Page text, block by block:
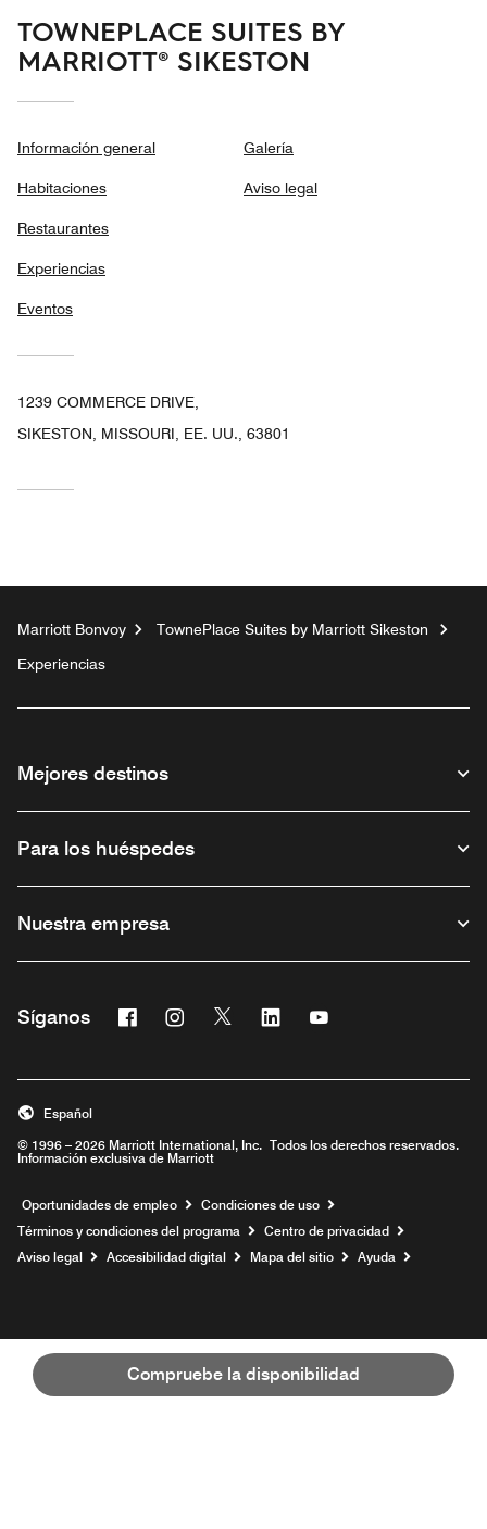
Compruebe la disponibilidad
TOWNEPLACE SUITES BY
MARRIOTT® SIKESTON
Información general
Habitaciones
Restaurantes
Experiencias
Eventos
Galería
Aviso legal
1239 COMMERCE DRIVE,
SIKESTON, MISSOURI, EE. UU., 63801
Marriott Bonvoy
TownePlace Suites by Marriott Sikeston
Experiencias
Mejores destinos
Para los huéspedes
Nuestra empresa
Síganos Facebook
Abre una ventana nueva
Instagram
Abre una ventana nueva
Twitter
Abre una ventana nueva
Linkedin
Abre una ventana nueva
Abre una ventana
© 1996 – 2026 Marriott International, Inc. Todos los derechos reservados.
Información exclusiva de Marriott
Español
Oportunidades de empleo Abre una ventana nueva
Condiciones de uso
Términos y condiciones del programa
Centro de privacidad
Aviso legal
Accesibilidad digital Mapa del sitio Ayuda